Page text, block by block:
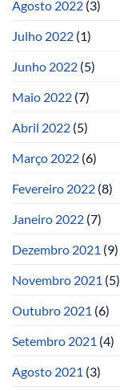
Agosto 2022 (3)
Julho 2022 (1)
Junho 2022 (5)
Maio 2022 (7)
Abril 2022 (5)
Março 2022 (6)
Fevereiro 2022 (8)
Janeiro 2022 (7)
Dezembro 2021 (9)
Novembro 2021 (5)
Outubro 2021 (6)
Setembro 2021 (4)
Agosto 2021 (3)